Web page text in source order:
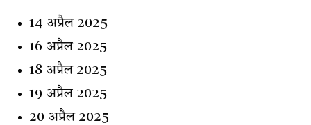
14 अप्रैल 2025
16 अप्रैल 2025
18 अप्रैल 2025
19 अप्रैल 2025
20 अप्रैल 2025